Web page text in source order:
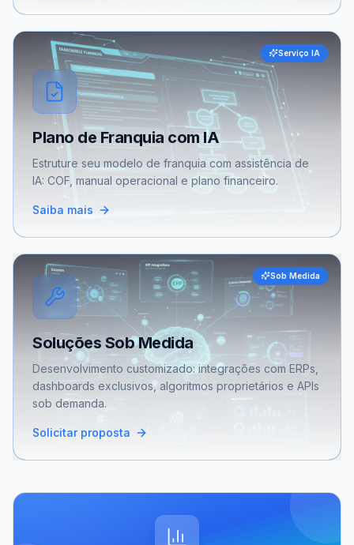
Serviço IA
Plano de Franquia com IA
Estruture seu modelo de franquia com assistência de
IA: COF, manual operacional e plano financeiro.
Saiba mais
Sob Medida
Soluções Sob Medida
Desenvolvimento customizado: integrações com ERPs,
dashboards exclusivos, algoritmos proprietários e APIs
sob demanda.
Solicitar proposta